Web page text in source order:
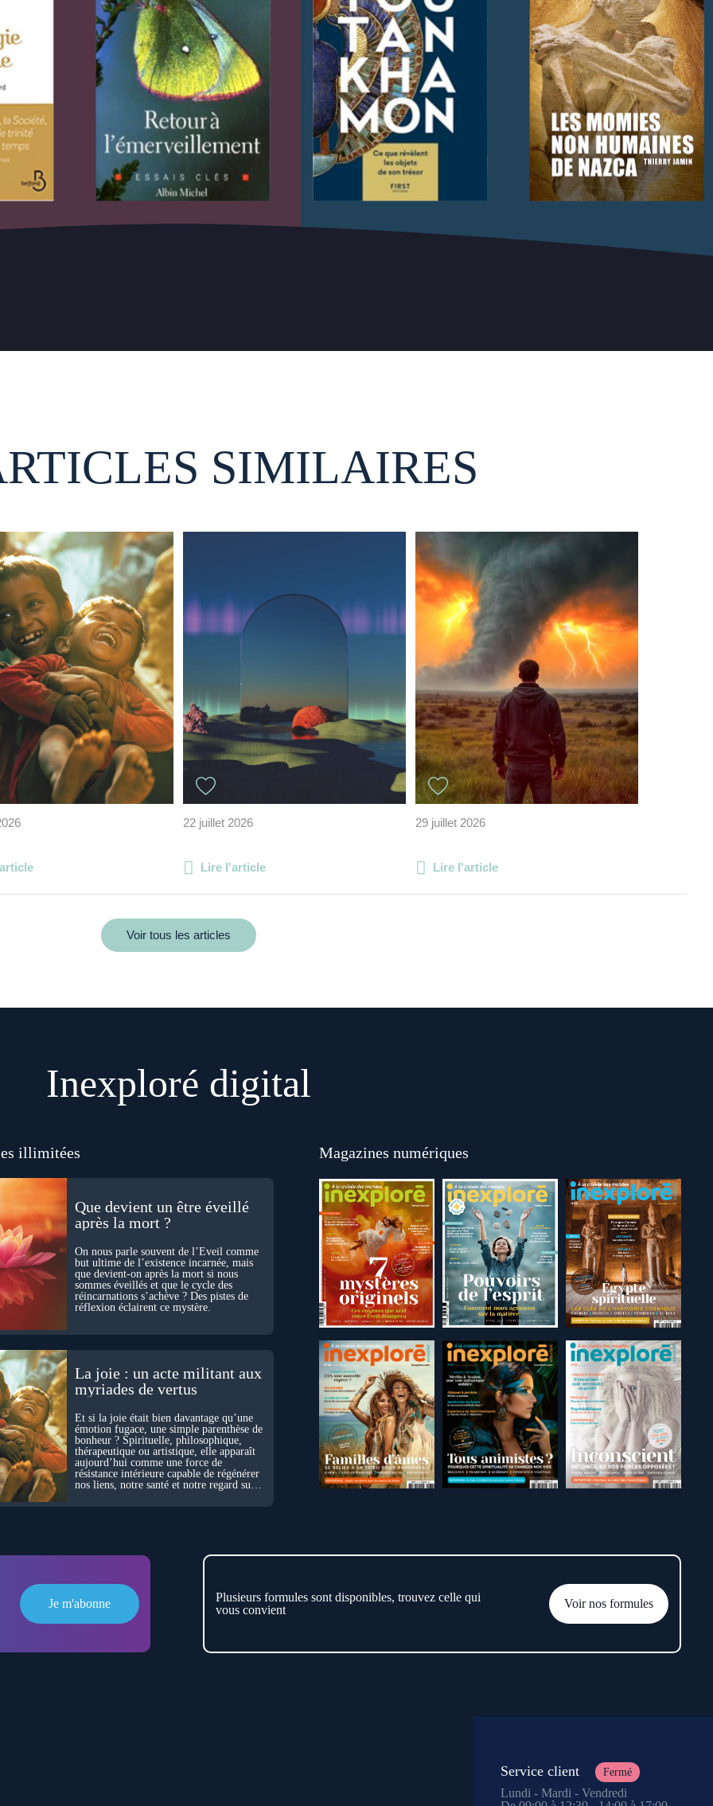
SIMILAIRES
22 juillet 2026
Lire l'article
29 juillet 2026
Lire l'article
Voir tous les articles
Inexploré digital
illimitées
Que devient un être éveillé
après la mort ?
On nous parle souvent de l’Éveil comme
but ultime de l’existence incarnée, mais
que devient-on après la mort si nous
sommes éveillés et que le cycle des
réincarnations s’achève ? Des pistes de
réflexion éclairent ce mystère.
La joie : un acte militant aux
myriades de vertus
Et si la joie était bien davantage qu’une
émotion fugace, une simple parenthèse de
bonheur ? Spirituelle, philosophique,
thérapeutique ou artistique, elle apparaît
aujourd’hui comme une force de
résistance intérieure capable de régénérer
nos liens, notre santé et notre regard sur
Magazines numériques
Je m'abonne
Plusieurs formules sont disponibles, trouvez celle qui
vous convient
Voir nos formules
Service client Fermé
Lundi - Mardi - Vendredi